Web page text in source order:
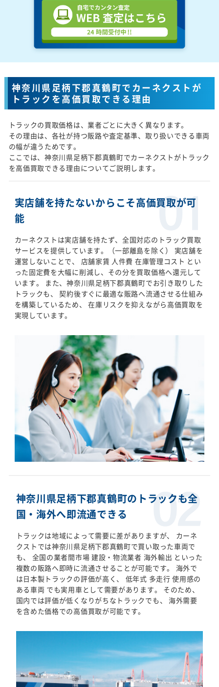
神奈川県足柄下郡真鶴町でカーネクストが
トラックを高価買取できる理由
トラックの買取価格は、業者ごとに大きく異なります。
その理由は、各社が持つ販路や査定基準、取り扱いできる車両
の幅が違うためです。
ここでは、神奈川県足柄下郡真鶴町でカーネクストがトラック
を高価買取できる理由についてご説明します。
実店舗を持たないからこそ高価買取が可
能
カーネクストは実店舗を持たず、全国対応のトラック買取
サービスを提供しています。（一部離島を除く） 実店舗を
運営しないことで、 店舗家賃 人件費 在庫管理コスト とい
った固定費を大幅に削減し、その分を買取価格へ還元して
います。 また、神奈川県足柄下郡真鶴町でお引き取りした
トラックも、 契約後すぐに最適な販路へ流通させる仕組み
を構築しているため、 在庫リスクを抑えながら高価買取を
実現しています。
神奈川県足柄下郡真鶴町のトラックも全
国・海外へ即流通できる
トラックは地域によって需要に差がありますが、 カーネ
クストでは神奈川県足柄下郡真鶴町で買い取った車両で
も、 全国の業者間市場 建設・物流業者 海外輸出 といった
複数の販路へ即時に流通させることが可能です。 海外で
は日本製トラックの評価が高く、 低年式 多走行 使用感の
ある車両 でも実用車として需要があります。 そのため、
国内では評価が低くなりがちなトラックでも、 海外需要
を含めた価格での高価買取が可能です。